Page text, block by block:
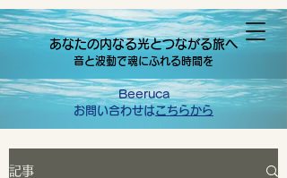
あなたの内なる光とつながる旅へ
音と波動で魂にふれる時間を
Beeruca
お問い合わせはこちらから
記事